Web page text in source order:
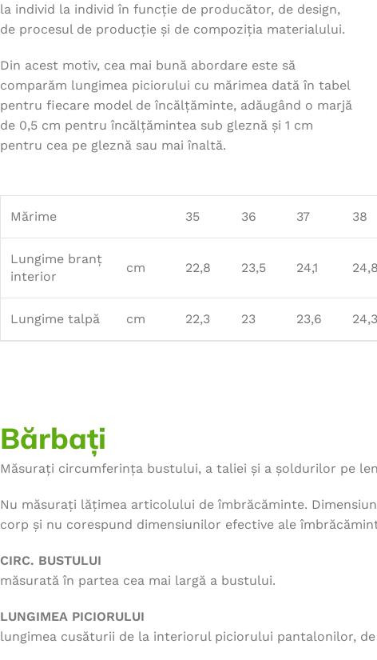
la individ la individ în funcție de producător, de design,
de procesul de producție și de compoziția materialului.
Din acest motiv, cea mai bună abordare este să
comparăm lungimea piciorului cu mărimea dată în tabel
pentru fiecare model de încălțăminte, adăugând o marjă
de 0,5 cm pentru încălțămintea sub gleznă și 1 cm
pentru cea pe gleznă sau mai înaltă.
Mărime 35 36 37 38
Lungime branț
interior
cm 22,8 23,5 24,1 24,8
Lungime talpă cm 22,3 23 23,6 24,3
Bărbați
Măsurați circumferința bustului, a taliei și a șoldurilor pe
Nu măsurați lățimea articolului de îmbrăcăminte.
corp și nu corespund dimensiunilor efective ale
CIRC. BUSTULUI
măsurată în partea cea mai largă a bustului.
LUNGIMEA PICIORULUI
lungimea cusăturii de la interiorul piciorului pantalonilor,